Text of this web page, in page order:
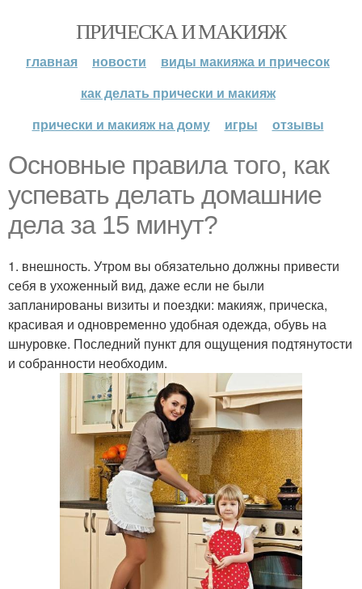
ПРИЧЕСКА И МАКИЯЖ
главная новости
виды макияжа и причесок
как делать прически и макияж
прически и макияж на дому
игры отзывы
Основные правила того, как
успевать делать домашние
дела за 15 минут?
1. внешность. Утром вы обязательно должны привести
себя в ухоженный вид, даже если не были
запланированы визиты и поездки: макияж, прическа,
красивая и одновременно удобная одежда, обувь на
шнуровке. Последний пункт для ощущения подтянутости
и собранности необходим.